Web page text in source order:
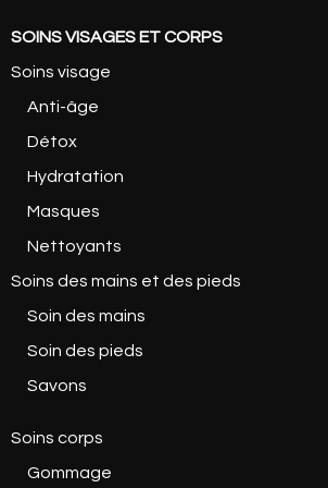
SOINS VISAGES ET CORPS
Soins visage
Anti-âge
Détox
Hydratation
Masques
Nettoyants
Soins des mains et des pieds
Soin des mains
Soin des pieds
Savons
Soins corps
Gommage